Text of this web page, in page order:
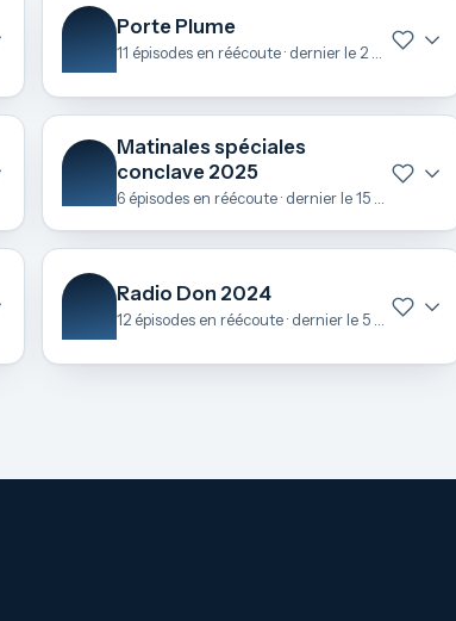
Porte Plume
Matinales spéciales
conclave 2025
6 épisodes en réécoute · dernier le 15 mai
Radio Don 2024